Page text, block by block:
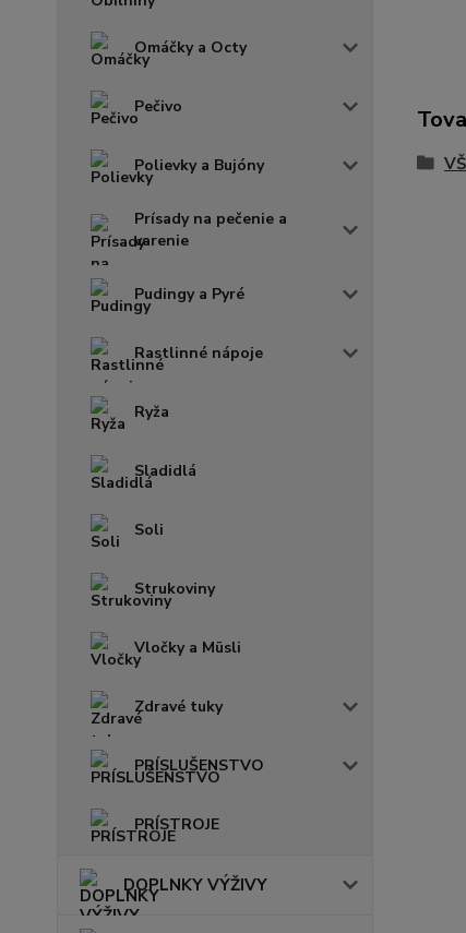
Omáčky a Octy
Pečivo
Polievky a Bujóny
Prísady na pečenie a
varenie
Pudingy a Pyré
Rastlinné nápoje
Ryža
Sladidlá
Soli
Strukoviny
Vločky a Müsli
Zdravé tuky
PRÍSLUŠENSTVO
PRÍSTROJE
DOPLNKY VÝŽIVY